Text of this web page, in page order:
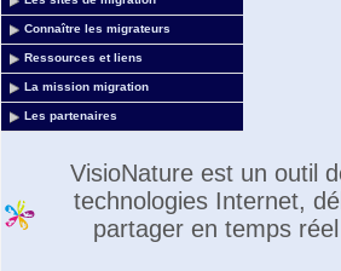
Connaître les migrateurs
Ressources et liens
La mission migration
Les partenaires
VisioNature est un outil
technologies Internet,
partager en temps